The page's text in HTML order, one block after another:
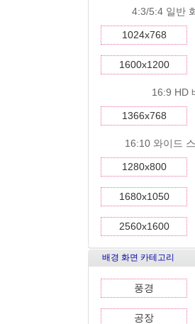
4:3/5:4 일반
1024x768
1600x1200
16:9 HD
1366x768
16:10 와이드
1280x800
1680x1050
2560x1600
배경 화면 카테고리
풍경
공장